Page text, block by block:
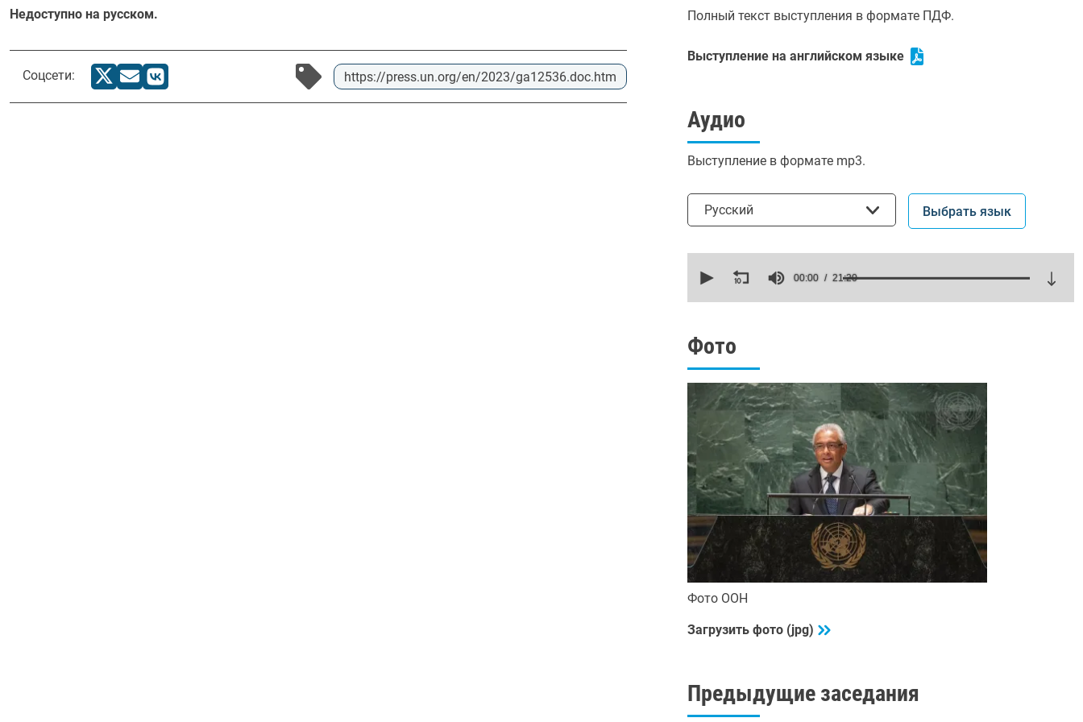
Недоступно на русском.
Соцсети: https://press.un.org/en/2023/ga12536.doc.htm
Полный текст выступления в формате ПДФ.
Выступление на английском языке
Аудио
Выступление в формате mp3.
Русский Выбрать язык
seconds
seconds
90%
00:00 21:20
Фото
Фото ООН
Загрузить фото (jpg)
Предыдущие заседания